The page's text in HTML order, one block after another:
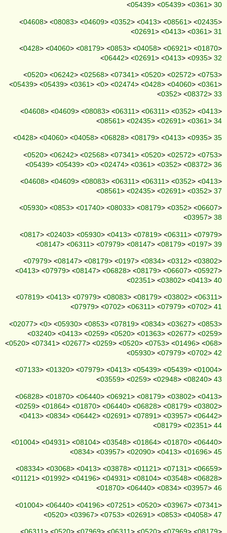
<05439> <05439> <0361> 30
<04608> <08083> <04609> <0352> <0413> <08561> <02435>
<02691> <0413> <0361> 31
<0428> <04060> <08179> <0853> <04058> <06921> <01870>
<06442> <02691> <0413> <0935> 32
<0520> <06242> <02568> <07341> <0520> <02572> <0753>
<05439> <05439> <0361> <0> <02474> <0428> <04060> <0361>
<0352> <08372> 33
<04608> <04609> <08083> <06311> <06311> <0352> <0413>
<08561> <02435> <02691> <0361> 34
<0428> <04060> <04058> <06828> <08179> <0413> <0935> 35
<0520> <06242> <02568> <07341> <0520> <02572> <0753>
<05439> <05439> <0> <02474> <0361> <0352> <08372> 36
<04608> <04609> <08083> <06311> <06311> <0352> <0413>
<08561> <02435> <02691> <0352> 37
<05930> <0853> <01740> <08033> <08179> <0352> <06607>
<03957> 38
<0817> <02403> <05930> <0413> <07819> <06311> <07979>
<08147> <06311> <07979> <08147> <08179> <0197> 39
<07979> <08147> <08179> <0197> <0834> <0312> <03802>
<0413> <07979> <08147> <06828> <08179> <06607> <05927>
<02351> <03802> <0413> 40
<07819> <0413> <07979> <08083> <08179> <03802> <06311>
<07979> <0702> <06311> <07979> <0702> 41
<02077> <0> <05930> <0853> <07819> <0834> <03627> <0853>
<03240> <0413> <0259> <0520> <01363> <02677> <0259>
<0520> <07341> <02677> <0259> <0520> <0753> <01496> <068>
<05930> <07979> <0702> 42
<07133> <01320> <07979> <0413> <05439> <05439> <01004>
<03559> <0259> <02948> <08240> 43
<06828> <01870> <06440> <06921> <08179> <03802> <0413>
<0259> <01864> <01870> <06440> <06828> <08179> <03802>
<0413> <0834> <06442> <02691> <07891> <03957> <06442>
<08179> <02351> 44
<01004> <04931> <08104> <03548> <01864> <01870> <06440>
<0834> <03957> <02090> <0413> <01696> 45
<08334> <03068> <0413> <03878> <01121> <07131> <06659>
<01121> <01992> <04196> <04931> <08104> <03548> <06828>
<01870> <06440> <0834> <03957> 46
<01004> <06440> <04196> <07251> <0520> <03967> <07341>
<0520> <03967> <0753> <02691> <0853> <04058> 47